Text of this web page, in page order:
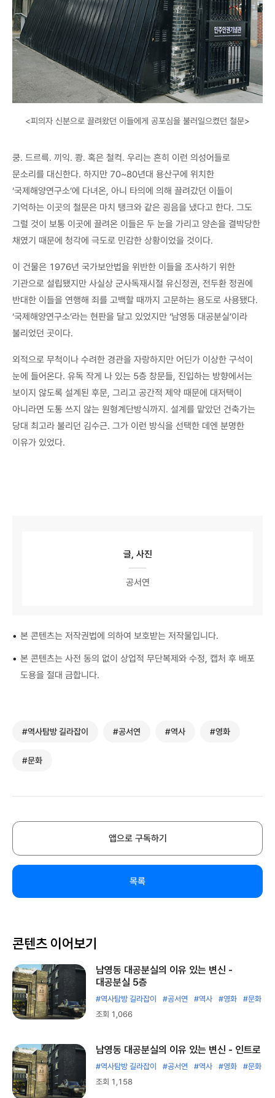
<피의자 신분으로 끌려왔던 이들에게 공포심을 불러일으켰던 철문>
쿵. 드르륵. 끼익. 쾅. 혹은 철컥. 우리는 흔히 이런 의성어들로
문소리를 대신한다. 하지만 70~80년대 용산구에 위치한
‘국제해양연구소’에 다녀온, 아니 타의에 의해 끌려갔던 이들이
기억하는 이곳의 철문은 마치 탱크와 같은 굉음을 냈다고 한다. 그도
그럴 것이 보통 이곳에 끌려온 이들은 두 눈을 가리고 양손을 결박당한
채였기 때문에 청각에 극도로 민감한 상황이었을 것이다.
이 건물은 1976년 국가보안법을 위반한 이들을 조사하기 위한
기관으로 설립됐지만 사실상 군사독재시절 유신정권, 전두환 정권에
반대한 이들을 연행해 죄를 고백할 때까지 고문하는 용도로 사용됐다.
‘국제해양연구소’라는 현판을 달고 있었지만 ‘남영동 대공분실’이라
불리었던 곳이다.
외적으로 무척이나 수려한 경관을 자랑하지만 어딘가 이상한 구석이
눈에 들어온다. 유독 작게 나 있는 5층 창문들, 진입하는 방향에서는
보이지 않도록 설계된 후문, 그리고 공간적 제약 때문에 대저택이
아니라면 도통 쓰지 않는 원형계단방식까지. 설계를 맡았던 건축가는
당대 최고라 불리던 김수근. 그가 이런 방식을 선택한 데엔 분명한
이유가 있었다.
글, 사진
공서연
• 본 콘텐츠는 저작권법에 의하여 보호받는 저작물입니다.
• 본 콘텐츠는 사전 동의 없이 상업적 무단복제와 수정, 캡처 후 배포
도용을 절대 금합니다.
#역사탐방 길라잡이 #공서연 #역사 #영화
#문화
앱으로 구독하기
목록
콘텐츠 이어보기
남영동 대공분실의 이유 있는 변신 -
대공분실 5층
#역사탐방 길라잡이 #공서연 #역사 #영화
#문화
조회 1,066
남영동 대공분실의 이유 있는 변신 - 인트로
#역사탐방 길라잡이 #공서연 #역사 #영화
#문화
조회 1,158